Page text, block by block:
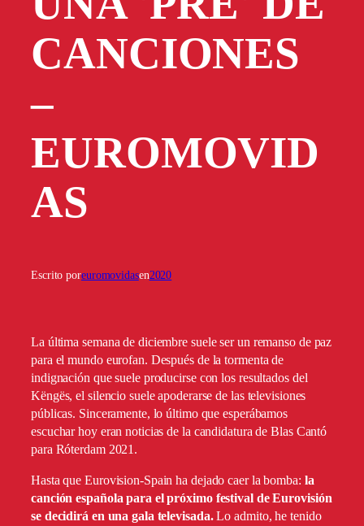
CANCIONES
–
EUROMOVID
AS
Escrito poreuromovidasen2020
La última semana de diciembre suele ser un remanso de paz
para el mundo eurofan. Después de la tormenta de
indignación que suele producirse con los resultados del
Këngës, el silencio suele apoderarse de las televisiones
públicas. Sinceramente, lo último que esperábamos
escuchar hoy eran noticias de la candidatura de Blas Cantó
para Róterdam 2021.
Hasta que Eurovision-Spain ha dejado caer la bomba: la
canción española para el próximo festival de Eurovisión
se decidirá en una gala televisada.Lo admito, he tenido